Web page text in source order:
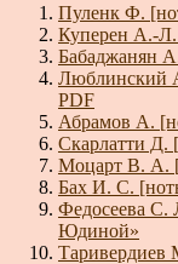
Пуленк Ф.
Куперен А.-
Бабаджанян
Люблинский
PDF
Абрамов А.
Скарлатти Д.
Моцарт В. А.
Бах И. С.
Федосеева
Юдиной»
Таривердиев